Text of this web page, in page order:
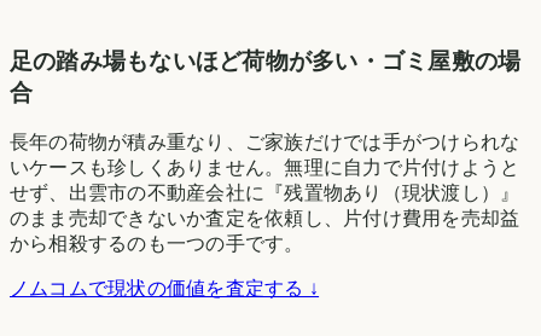
足の踏み場もないほど荷物が多い・ゴミ屋敷の場
合
長年の荷物が積み重なり、ご家族だけでは手がつけられな
いケースも珍しくありません。無理に自力で片付けようと
せず、出雲市の不動産会社に『残置物あり（現状渡し）』
のまま売却できないか査定を依頼し、片付け費用を売却益
から相殺するのも一つの手です。
ノムコムで現状の価値を査定する ↓